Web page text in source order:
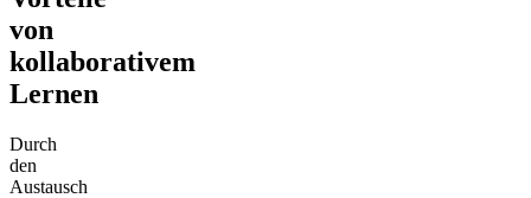
von
kollaborativem
Lernen
Durch
den
Austausch